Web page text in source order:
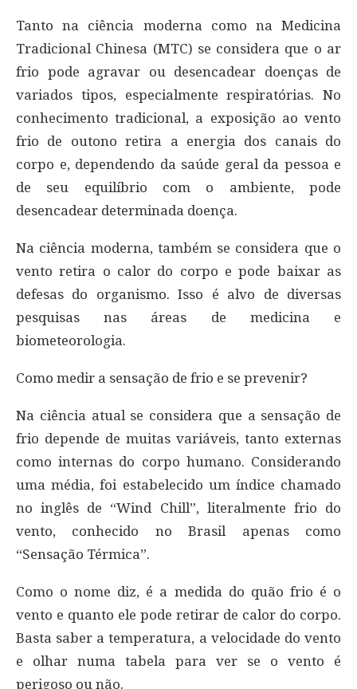
Tanto na ciência moderna como na Medicina
Tradicional Chinesa (MTC) se considera que o ar
frio pode agravar ou desencadear doenças de
variados tipos, especialmente respiratórias. No
conhecimento tradicional, a exposição ao vento
frio de outono retira a energia dos canais do
corpo e, dependendo da saúde geral da pessoa e
de seu equilíbrio com o ambiente, pode
desencadear determinada doença.
Na ciência moderna, também se considera que o
vento retira o calor do corpo e pode baixar as
defesas do organismo. Isso é alvo de diversas
pesquisas nas áreas de medicina e
biometeorologia.
Como medir a sensação de frio e se prevenir?
Na ciência atual se considera que a sensação de
frio depende de muitas variáveis, tanto externas
como internas do corpo humano. Considerando
uma média, foi estabelecido um índice chamado
no inglês de “Wind Chill”, literalmente frio do
vento, conhecido no Brasil apenas como
“Sensação Térmica”.
Como o nome diz, é a medida do quão frio é o
vento e quanto ele pode retirar de calor do corpo.
Basta saber a temperatura, a velocidade do vento
e olhar numa tabela para ver se o vento é
perigoso ou não.